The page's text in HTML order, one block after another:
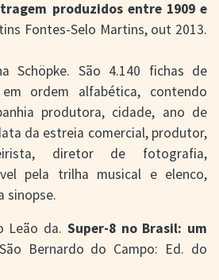
produzidos entre 1909 e
Fontes-Selo Martins, out 2013.
Schöpke. São 4.140 fichas de
ordem alfabética, contendo
produtora, cidade, ano de
da estreia comercial, produtor,
diretor de fotografia,
pela trilha musical e elenco,
sinopse.
Leão da. Super-8 no Brasil: um
Bernardo do Campo: Ed. do